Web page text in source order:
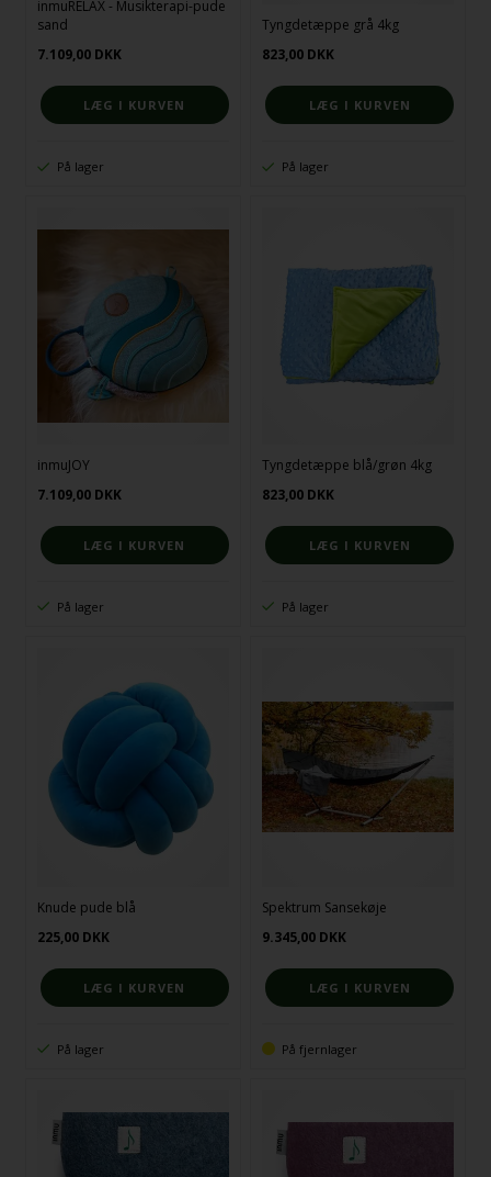
inmuRELAX - Musikterapi-pude
sand
7.109,00 DKK
På lager
Tyngdetæppe grå 4kg
823,00 DKK
På lager
inmuJOY
7.109,00 DKK
På lager
Tyngdetæppe blå/grøn 4kg
823,00 DKK
På lager
Knude pude blå
225,00 DKK
På lager
Spektrum Sansekøje
9.345,00 DKK
På fjernlager